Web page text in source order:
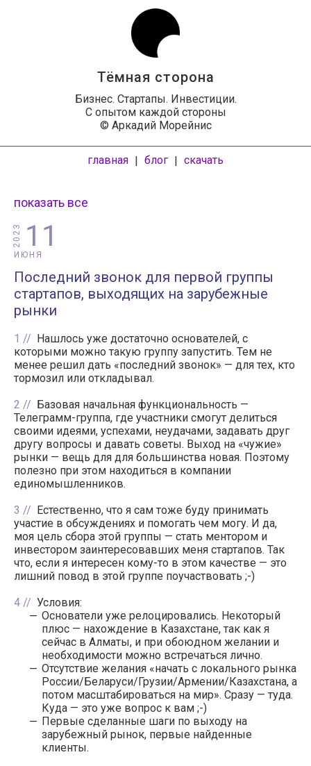
Тёмная сторона
Бизнес. Стартапы. Инвестиции.
С опытом каждой стороны
© Аркадий Морейнис
главная | блог | скачать
показать все
11
ИЮНЯ
2023
Последний звонок для первой группы
стартапов, выходящих на зарубежные
рынки
1
Нашлось уже достаточно основателей, с
которыми можно такую группу запустить. Тем не
менее решил дать «последний звонок» — для тех, кто
тормозил или откладывал.
2
Базовая начальная функциональность —
Телеграмм-группа, где участники смогут делиться
своими идеями, успехами, неудачами, задавать друг
другу вопросы и давать советы. Выход на «чужие»
рынки — вещь для для большинства новая. Поэтому
полезно при этом находиться в компании
единомышленников.
3
Естественно, что я сам тоже буду принимать
участие в обсуждениях и помогать чем могу. И да,
моя цель сбора этой группы — стать ментором и
инвестором заинтересовавших меня стартапов. Так
что, если я интересен кому-то в этом качестве — это
лишний повод в этой группе поучаствовать ;-)
4
Условия:
Основатели уже релоцировались. Некоторый
плюс — нахождение в Казахстане, так как я
сейчас в Алматы, и при обоюдном желании и
необходимости можно встречаться лично.
Отсутствие желания «начать с локального рынка
России/Беларуси/Грузии/Армении/Казахстана, а
потом масштабироваться на мир». Сразу — туда.
Куда — это уже вопрос к вам ;-)
Первые сделанные шаги по выходу на
зарубежный рынок, первые найденные
клиенты.